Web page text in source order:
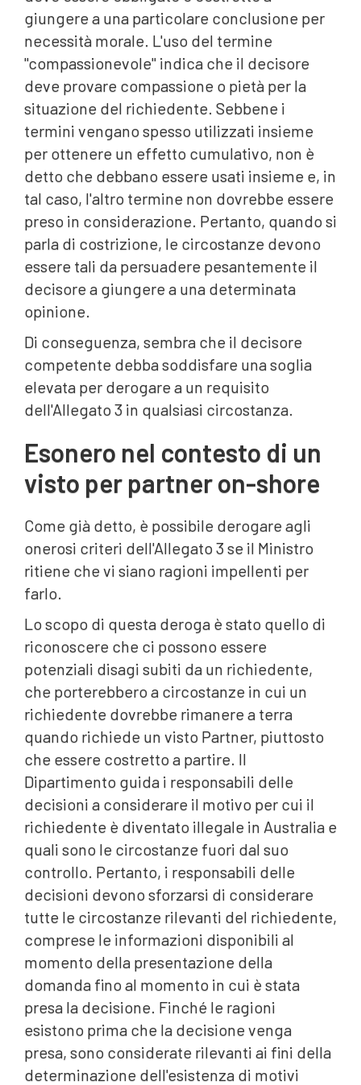
giungere a una particolare conclusione per
necessità morale. L'uso del termine
"compassionevole" indica che il decisore
deve provare compassione o pietà per la
situazione del richiedente. Sebbene i
termini vengano spesso utilizzati insieme
per ottenere un effetto cumulativo, non è
detto che debbano essere usati insieme e, in
tal caso, l'altro termine non dovrebbe essere
preso in considerazione. Pertanto, quando si
parla di costrizione, le circostanze devono
essere tali da persuadere pesantemente il
decisore a giungere a una determinata
opinione.
Di conseguenza, sembra che il decisore
competente debba soddisfare una soglia
elevata per derogare a un requisito
dell'Allegato 3 in qualsiasi circostanza.
Esonero nel contesto di un
visto per partner on-shore
Come già detto, è possibile derogare agli
onerosi criteri dell'Allegato 3 se il Ministro
ritiene che vi siano ragioni impellenti per
farlo.
Lo scopo di questa deroga è stato quello di
riconoscere che ci possono essere
potenziali disagi subiti da un richiedente,
che porterebbero a circostanze in cui un
richiedente dovrebbe rimanere a terra
quando richiede un visto Partner, piuttosto
che essere costretto a partire. Il
Dipartimento guida i responsabili delle
decisioni a considerare il motivo per cui il
richiedente è diventato illegale in Australia e
quali sono le circostanze fuori dal suo
controllo. Pertanto, i responsabili delle
decisioni devono sforzarsi di considerare
tutte le circostanze rilevanti del richiedente,
comprese le informazioni disponibili al
momento della presentazione della
domanda fino al momento in cui è stata
presa la decisione. Finché le ragioni
esistono prima che la decisione venga
presa, sono considerate rilevanti ai fini della
determinazione dell'esistenza di motivi